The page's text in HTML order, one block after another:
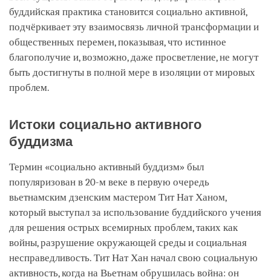
буддийская практика становится социально активной,
подчёркивает эту взаимосвязь личной трансформации и
общественных перемен, показывая, что истинное
благополучие и, возможно, даже просветление, не могут
быть достигнуты в полной мере в изоляции от мировых
проблем.
Истоки социально активного
буддизма
Термин «социально активный буддизм» был
популяризован в 20-м веке в первую очередь
вьетнамским дзенским мастером Тит Нат Ханом,
который выступал за использование буддийского учения
для решения острых всемирных проблем, таких как
войны, разрушение окружающей среды и социальная
несправедливость. Тит Нат Хан начал свою социальную
активность, когда на Вьетнам обрушилась война: он